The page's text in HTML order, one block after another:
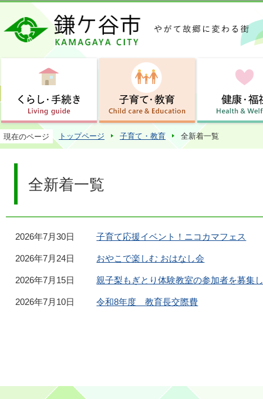
この
現在のページ トップページ 子育て・教育 全新着一覧
全新着一覧
2026年7月30日 子育て応援イベント！ニコカマフェス
2026年7月24日 おやこで楽しむ おはなし会
2026年7月15日 親子梨もぎとり体験教室の参加者を募集
2026年7月10日 令和8年度 教育長交際費